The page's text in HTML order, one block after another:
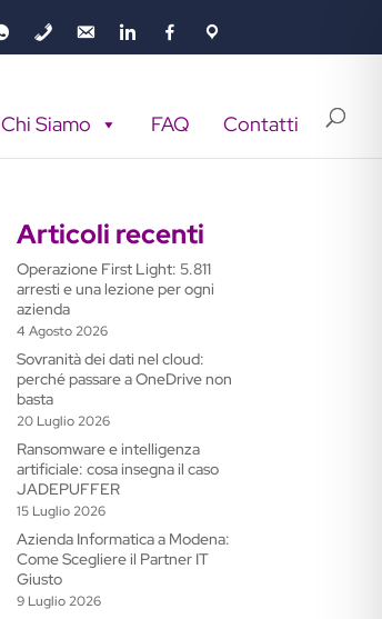
Chi Siamo FAQ Contatti
Articoli recenti
Operazione First Light: 5.811
arresti e una lezione per ogni
azienda
4 Agosto 2026
Sovranità dei dati nel cloud:
perché passare a OneDrive non
basta
20 Luglio 2026
Ransomware e intelligenza
artificiale: cosa insegna il caso
JADEPUFFER
15 Luglio 2026
Azienda Informatica a Modena:
Come Scegliere il Partner IT
Giusto
9 Luglio 2026